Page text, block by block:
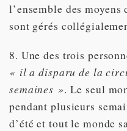
l’ensemble des
sont gérés
8. Une des trois
« il a disparu de la
semaines ». Le seul
pendant plusieurs
d’été et tout le monde